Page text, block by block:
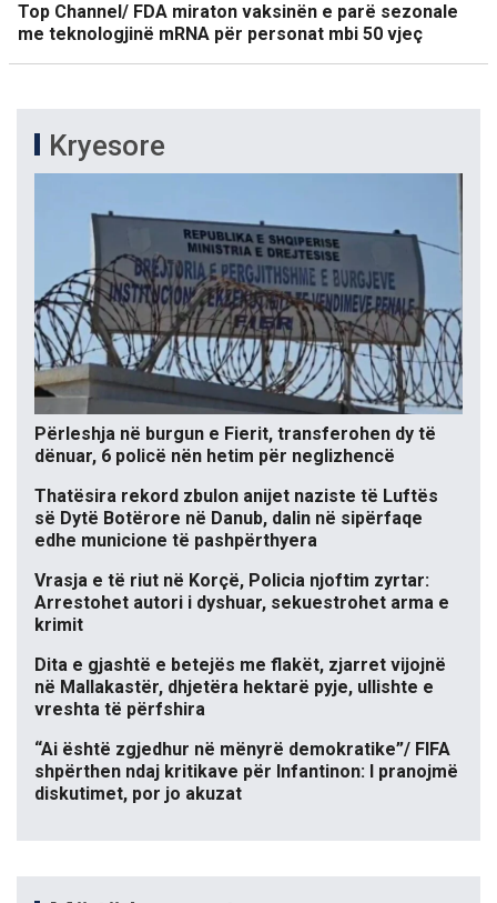
Top Channel/ FDA miraton vaksinën e parë sezonale
me teknologjinë mRNA për personat mbi 50 vjeç
Kryesore
Përleshja në burgun e Fierit, transferohen dy të
dënuar, 6 policë nën hetim për neglizhencë
Thatësira rekord zbulon anijet naziste të Luftës
së Dytë Botërore në Danub, dalin në sipërfaqe
edhe municione të pashpërthyera
Vrasja e të riut në Korçë, Policia njoftim zyrtar:
Arrestohet autori i dyshuar, sekuestrohet arma e
krimit
Dita e gjashtë e betejës me flakët, zjarret vijojnë
në Mallakastër, dhjetëra hektarë pyje, ullishte e
vreshta të përfshira
“Ai është zgjedhur në mënyrë demokratike”/ FIFA
shpërthen ndaj kritikave për Infantinon: I pranojmë
diskutimet, por jo akuzat